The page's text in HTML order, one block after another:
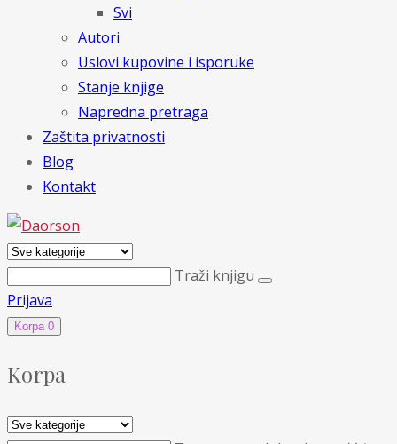
Svi
Autori
Uslovi kupovine i isporuke
Stanje knjige
Napredna pretraga
Zaštita privatnosti
Blog
Kontakt
Traži knjigu
Prijava
Korpa 0
Korpa